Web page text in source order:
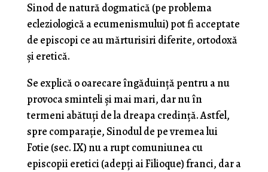
Sinod de natură dogmatică (pe problema
ecleziologică a ecumenismului) pot fi acceptate
de episcopi ce au mărturisiri diferite, ortodoxă
și eretică.
Se explică o oarecare îngăduință pentru a nu
provoca sminteli și mai mari, dar nu în
termeni abătuți de la dreapa credință. Astfel,
spre comparație, Sinodul de pe vremea lui
Fotie (sec. IX) nu a rupt comuniunea cu
episcopii eretici (adepți ai Filioque) franci, dar a